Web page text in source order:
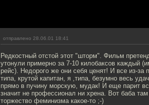
отправлено 28.06.01 18:41
Редкостный отстой этот "шторм". Фильм
утонули примерно за 7-10 килобаксов каждый
рейс). Недорого же они себя ценят! И все из-за
типа, крутой капитан, я ,типа, безумно весь
прямо в пучину морскую, мудак! И еще парит
значит не профессионал ни хрена. Вот баба
торжество феминизма какое-то ;-)